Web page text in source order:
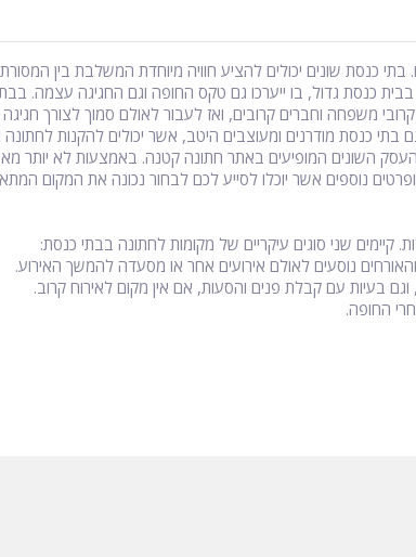
שונים יכולים להציע חוויה מיוחדת המשלבת בין המסורת
כנסת גדול, בו ייערכו גם טקס החופה וגם החגיגה עצמה.
משפחה וחברים קרובים, ואז לעבור לאולם סמוך לצורך
כנסת מודרנים ומעוצבים היטב, אשר יכולים להקנות לחתונה
העסק השונים המופיעים באתר חתונה קטנה. באמצעות לא
נוספים אשר יוכלו לסייע לכם לבחור נכונה את המקום
שני סוגים עיקריים של מקומות לחתונה בבתי כנסת:
נוסעים לאולם אירועים אחר או מסעדה להמשך האירוע.
בעיות עם קבלת פנים והסעות, אם אין מקום לאירוח קרוב.
החופה.